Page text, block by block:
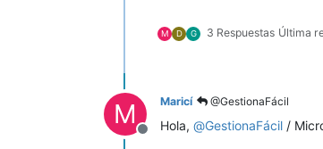
M D G 3 Respuestas Última
M
Desconectado
Maricí @GestionaFácil
Hola, @GestionaFácil /